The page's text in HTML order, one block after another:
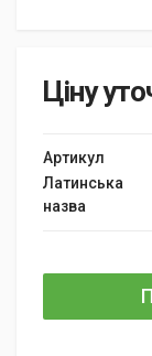
Ціну
Артикул
Латинська
назва